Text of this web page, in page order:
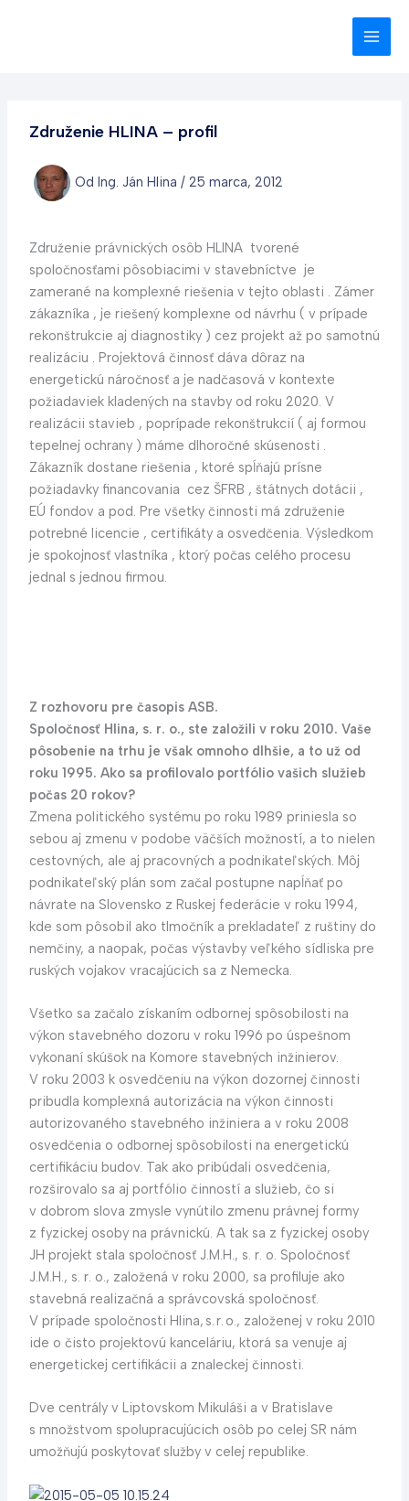
Združenie HLINA – profil
Od Ing. Ján Hlina / 25 marca, 2012
Združenie právnických osôb HLINA tvorené
spoločnosťami pôsobiacimi v stavebníctve je
zamerané na komplexné riešenia v tejto oblasti . Zámer
zákazníka , je riešený komplexne od návrhu ( v prípade
rekonštrukcie aj diagnostiky ) cez projekt až po samotnú
realizáciu . Projektová činnosť dáva dôraz na
energetickú náročnosť a je nadčasová v kontexte
požiadaviek kladených na stavby od roku 2020. V
realizácii stavieb , poprípade rekonštrukcií ( aj formou
tepelnej ochrany ) máme dlhoročné skúsenosti .
Zákazník dostane riešenia , ktoré spĺňajú prísne
požiadavky financovania cez ŠFRB , štátnych dotácii ,
EÚ fondov a pod. Pre všetky činnosti má združenie
potrebné licencie , certifikáty a osvedčenia. Výsledkom
je spokojnosť vlastníka , ktorý počas celého procesu
jednal s jednou firmou.
Z rozhovoru pre časopis ASB.
Spoločnosť Hlina, s. r. o., ste založili v roku 2010. Vaše
pôsobenie na trhu je však omnoho dlhšie, a to už od
roku 1995. Ako sa profilovalo portfólio vašich služieb
počas 20 rokov?
Zmena politického systému po roku 1989 priniesla so
sebou aj zmenu v podobe väčších možností, a to nielen
cestovných, ale aj pracovných a podnikateľských. Môj
podnikateľský plán som začal postupne napĺňať po
návrate na Slovensko z Ruskej federácie v roku 1994,
kde som pôsobil ako tlmočník a prekladateľ z ruštiny do
nemčiny, a naopak, počas výstavby veľkého sídliska pre
ruských vojakov vracajúcich sa z Nemecka.
Všetko sa začalo získaním odbornej spôsobilosti na
výkon stavebného dozoru v roku 1996 po úspešnom
vykonaní skúšok na Komore stavebných inžinierov.
V roku 2003 k osvedčeniu na výkon dozornej činnosti
pribudla komplexná autorizácia na výkon činnosti
autorizovaného stavebného inžiniera a v roku 2008
osvedčenia o odbornej spôsobilosti na energetickú
certifikáciu budov. Tak ako pribúdali osvedčenia,
rozširovalo sa aj portfólio činností a služieb, čo si
v dobrom slova zmysle vynútilo zmenu právnej formy
z fyzickej osoby na právnickú. A tak sa z fyzickej osoby
JH projekt stala spoločnosť J.M.H., s. r. o. Spoločnosť
J.M.H., s. r. o., založená v roku 2000, sa profiluje ako
stavebná realizačná a správcovská spoločnosť.
V prípade spoločnosti Hlina, s. r. o., založenej v roku 2010
ide o čisto projektovú kanceláriu, ktorá sa venuje aj
energetickej certifikácii a znaleckej činnosti.
Dve centrály v Liptovskom Mikuláši a v Bratislave
s množstvom spolupracujúcich osôb po celej SR nám
umožňujú poskytovať služby v celej republike.